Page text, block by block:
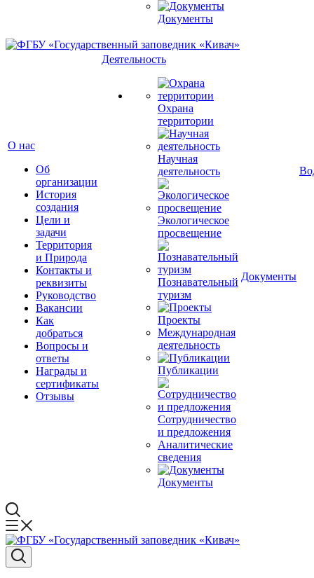
Документы
О нас
Об
организации
История
создания
Цели и
задачи
Территория
и Природа
Контакты и
реквизиты
Руководство
Вакансии
Как
добраться
Вопросы и
ответы
Награды и
сертификаты
Отзывы
Деятельность
Охрана
территории
Научная
деятельность
Экологическое
просвещение
Познавательный
туризм
Проекты
Международная
деятельность
Публикации
Сотрудничество
и предложения
Аналитические
сведения
Документы
Документы